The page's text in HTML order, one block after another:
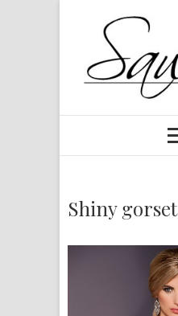
Shiny gorset